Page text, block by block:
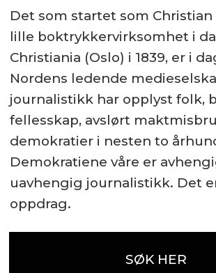
Det som startet som Christian
lille boktrykkervirksomhet i
Christiania (Oslo) i 1839, er i
Nordens ledende
journalistikk har opplyst folk,
fellesskap, avslørt
demokratier i nesten to
Demokratiene våre er
uavhengig journalistikk. Det
oppdrag.
SØK HER